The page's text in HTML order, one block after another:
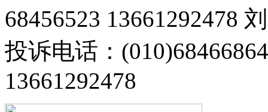
68456523 13661292478
投诉电话：
13661292478